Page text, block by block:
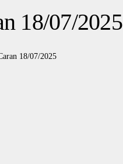
18/07/2025
18/07/2025